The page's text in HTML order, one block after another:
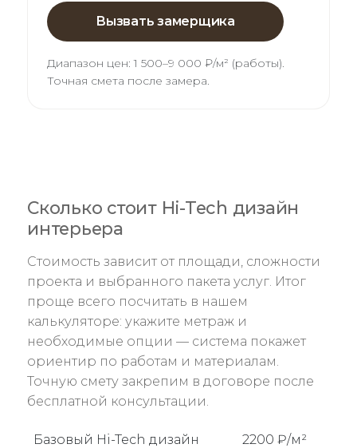
Вызвать замерщика
Диапазон цен:1 500–9 000 ₽/м² (работы).
Точная смета после замера.
Сколько стоит Hi-Tech дизайн
интерьера
Стоимость зависит от площади, сложности
проекта и выбранного пакета услуг. Итог
проще всего посчитать в нашем
калькуляторе: укажите метраж и
необходимые опции — система покажет
ориентир по работам и материалам.
Точную смету закрепим в договоре после
бесплатной консультации.
Базовый Hi-Tech дизайн 2200 ₽/м²